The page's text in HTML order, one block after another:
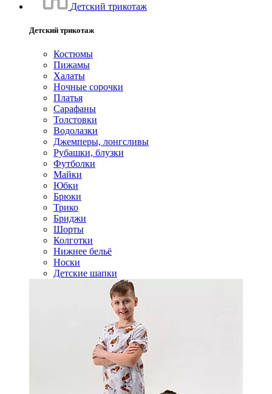
Детский трикотаж
Детский трикотаж
Костюмы
Пижамы
Халаты
Ночные сорочки
Платья
Сарафаны
Толстовки
Водолазки
Джемперы, лонгсливы
Рубашки, блузки
Футболки
Майки
Юбки
Брюки
Трико
Бриджи
Шорты
Колготки
Нижнее бельё
Носки
Детские шапки